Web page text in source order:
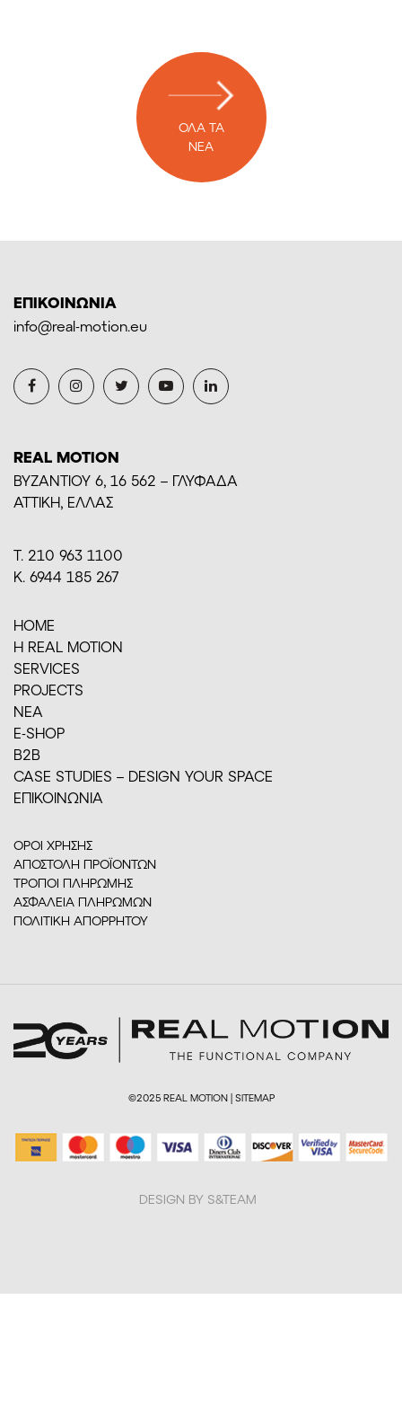
ΟΛΑ ΤΑ
ΝΕΑ
ΕΠΙΚΟΙΝΩΝΙΑ
info@real-motion.eu
REAL MOTION
BYZANTIOY 6, 16 562 – ΓΛΥΦΑΔΑ
ΑΤΤΙΚΗ, ΕΛΛΑΣ
Τ. 210 963 1100
Κ. 6944 185 267
HOME
H REAL MOTION
SERVICES
PROJECTS
ΝΕΑ
E-SHOP
Β2Β
CASE STUDIES – DESIGN YOUR SPACE
ΕΠΙΚΟΙΝΩΝΙΑ
ΟΡΟΙ ΧΡΗΣΗΣ
ΑΠΟΣΤΟΛΗ ΠΡΟΪΟΝΤΩΝ
ΤΡΟΠΟΙ ΠΛΗΡΩΜΗΣ
ΑΣΦΑΛΕΙΑ ΠΛΗΡΩΜΩΝ
ΠΟΛΙΤΙΚΗ ΑΠΟΡΡΗΤΟΥ
©2025 REAL MOTION | SITEMAP
DESIGN BY S&TEAM